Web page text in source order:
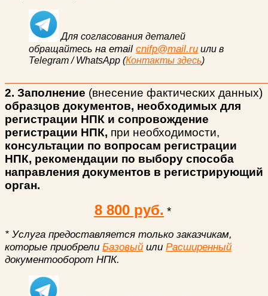
Для согласования деталей
обращайтесь на email cnifp@mail.ru или в
Telegram / WhatsApp (Контакты здесь)
2. Заполнение (внесение фактических данных)
образцов документов, необходимых для
регистрации НПК и сопровождение
регистрации НПК, при необходимости,
консультации по вопросам регистрации
НПК, рекомендации по выбору способа
направления документов в регистрирующий
орган.
8 800 руб. *
* Услуга предоставляется только заказчикам,
которые приобрели Базовый или Расширенный
документооборот НПК.